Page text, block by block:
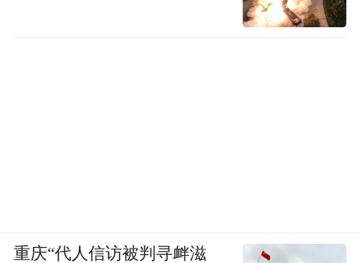
重庆“代人信访被判寻衅滋